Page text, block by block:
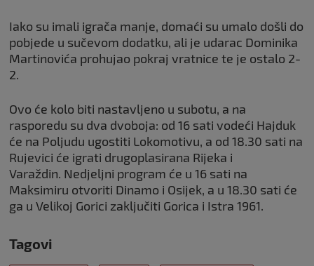
Iako su imali igrača manje, domaći su umalo došli do
pobjede u sučevom dodatku, ali je udarac Dominika
Martinovića prohujao pokraj vratnice te je ostalo 2-
2.
Ovo će kolo biti nastavljeno u subotu, a na
rasporedu su dva dvoboja: od 16 sati vodeći Hajduk
će na Poljudu ugostiti Lokomotivu, a od 18.30 sati na
Rujevici će igrati drugoplasirana Rijeka i
Varaždin. Nedjeljni program će u 16 sati na
Maksimiru otvoriti Dinamo i Osijek, a u 18.30 sati će
ga u Velikoj Gorici zaključiti Gorica i Istra 1961.
Tagovi